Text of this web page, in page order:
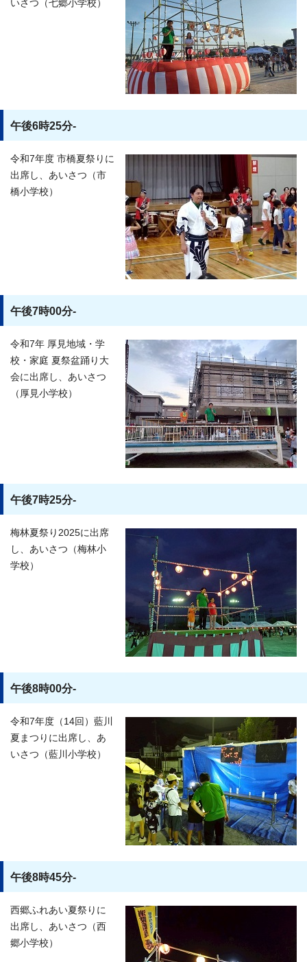
いさつ（七郷小学校）
午後6時25分-
令和7年度 市橋夏祭りに
出席し、あいさつ（市
橋小学校）
午後7時00分-
令和7年 厚見地域・学
校・家庭 夏祭盆踊り大
会に出席し、あいさつ
（厚見小学校）
午後7時25分-
梅林夏祭り2025に出席
し、あいさつ（梅林小
学校）
午後8時00分-
令和7年度（14回）藍川
夏まつりに出席し、あ
いさつ（藍川小学校）
午後8時45分-
西郷ふれあい夏祭りに
出席し、あいさつ（西
郷小学校）